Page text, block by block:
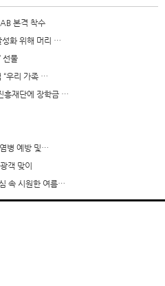
본격 착수
성화 위해 머리 …
선물
“우리 가족 …
흥재단에 장학금 …
병 예방 및…
객 맞이
속 시원한 여름…